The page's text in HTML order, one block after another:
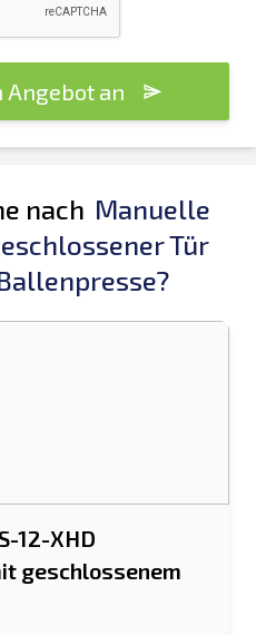
Angebot an
nach Manuelle
Tür
12-XHD
geschlossenem